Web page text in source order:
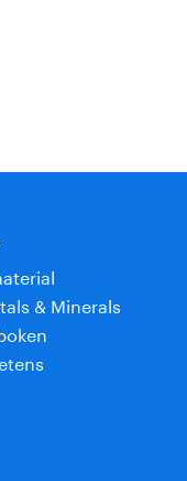
& Minerals